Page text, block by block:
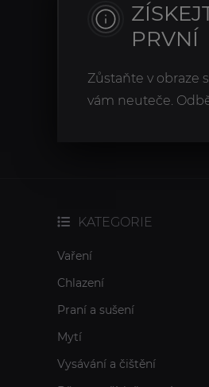
PRVNÍ
Zůstaňte v obraze
vám neuteče.
KATEGORIE
Vaření
Chlazení
Praní a sušení
Mytí
Vysávání a čištění